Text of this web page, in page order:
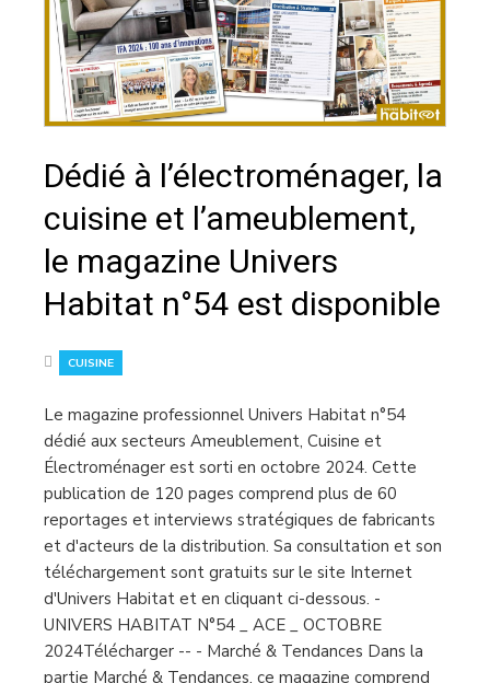
Dédié à l’électroménager, la
cuisine et l’ameublement,
le magazine Univers
Habitat n°54 est disponible
CUISINE
Le magazine professionnel Univers Habitat n°54
dédié aux secteurs Ameublement, Cuisine et
Électroménager est sorti en octobre 2024. Cette
publication de 120 pages comprend plus de 60
reportages et interviews stratégiques de fabricants
et d'acteurs de la distribution. Sa consultation et son
téléchargement sont gratuits sur le site Internet
d'Univers Habitat et en cliquant ci-dessous. -
UNIVERS HABITAT N°54 _ ACE _ OCTOBRE
2024Télécharger -- - Marché & Tendances Dans la
partie Marché & Tendances, ce magazine comprend